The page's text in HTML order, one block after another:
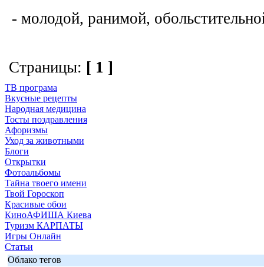
- молодой, ранимой,
Страницы: [ 1 ]
ТВ програма
Вкусные рецепты
Народная медицина
Тосты поздравления
Афоризмы
Уход за животными
Блоги
Открытки
Фотоальбомы
Тайна твоего имени
Твой Гороскоп
Красивые обои
КиноАФИША Киева
Туризм КАРПАТЫ
Игры Онлайн
Статьи
Облако тегов